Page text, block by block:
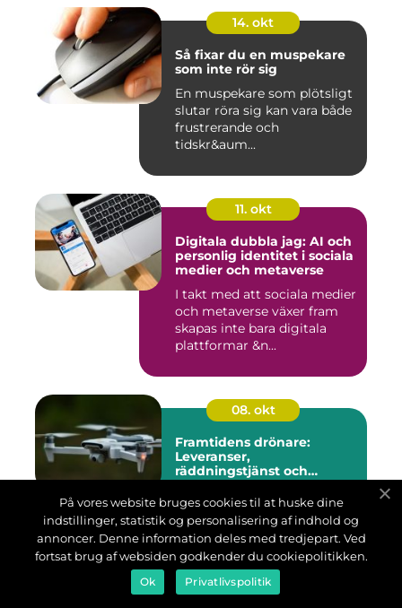
14. okt
Så fixar du en muspekare
som inte rör sig
En muspekare som plötsligt
slutar röra sig kan vara både
frustrerande och
tidskr&aum...
11. okt
Digitala dubbla jag: AI och
personlig identitet i sociala
medier och metaverse
I takt med att sociala medier
och metaverse växer fram
skapas inte bara digitala
plattformar &n...
08. okt
Framtidens drönare:
Leveranser,
räddningstjänst och
storskaliga
övervakningssystem
Drönartekniken har
utvecklats snabbt de senaste
åren och lovar att förändra
b&a...
På vores website bruges cookies til at huske dine
indstillinger, statistik og personalisering af indhold og
annoncer. Denne information deles med tredjepart. Ved
fortsat brug af websiden godkender du cookiepolitikken.
Ok Privatlivspolitik